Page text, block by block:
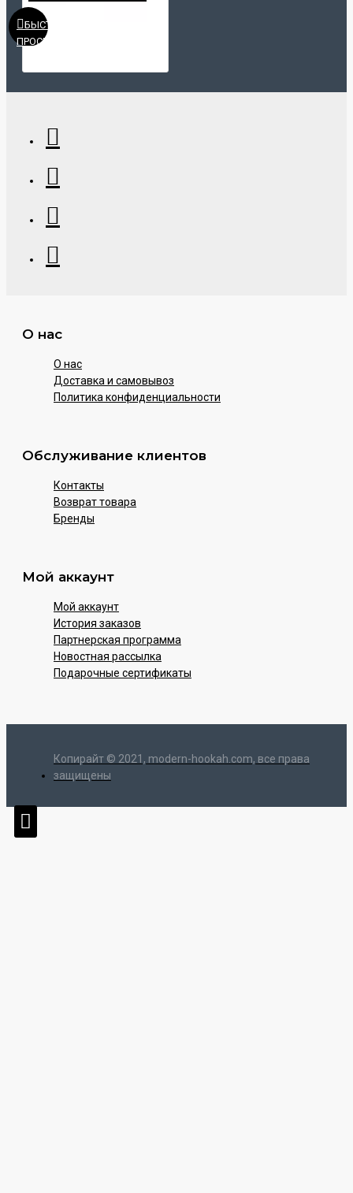
БЫСТРЫЙ
ПРОСМОТР
О нас
О нас
Доставка и самовывоз
Политика конфиденциальности
Обслуживание клиентов
Контакты
Возврат товара
Бренды
Мой аккаунт
Мой аккаунт
История заказов
Партнерская программа
Новостная рассылка
Подарочные сертификаты
Копирайт © 2021, modern-hookah.com, все права
защищены